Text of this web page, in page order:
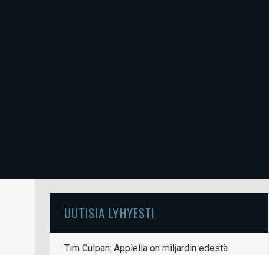
UUTISIA LYHYESTI
Tim Culpan: Applella on miljardin edestä